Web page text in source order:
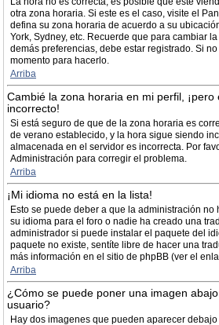
otra zona horaria. Si este es el caso, visite el
defina su zona horaria de acuerdo a su
York, Sydney, etc. Recuerde que para cambiar
demás preferencias, debe estar registrado. Si
momento para hacerlo.
Arriba
Cambié la zona horaria en mi perfil,
incorrecto!
Si está seguro de que de la zona horaria es
de verano establecido, y la hora sigue siendo
almacenada en el servidor es incorrecta. Por
Administración para corregir el problema.
Arriba
¡Mi idioma no está en la lista!
Esto se puede deber a que la administración no
su idioma para el foro o nadie ha creado una
administrador si puede instalar el paquete del
paquete no existe, sentíte libre de hacer una
más información en el sitio de phpBB (ver el
Arriba
¿Cómo se puede poner una imagen
usuario?
Hay dos imagenes que pueden aparecer